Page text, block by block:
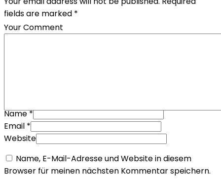
fields are marked *
Your Comment
Name*
Email *
Website
Name, E-Mail-Adresse und Website in diesem
Browser für meinen nächsten Kommentar speichern.